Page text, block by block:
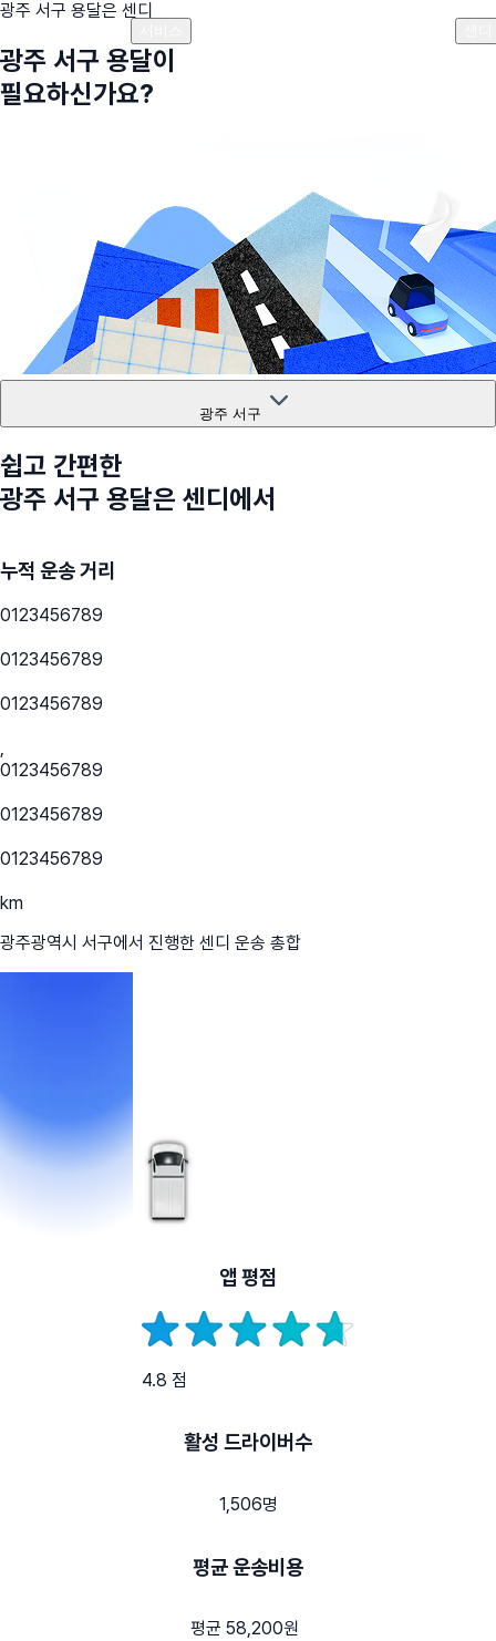
광주 서구 용달은 센디
광주 서구 용달이
필요하신가요?
광주 서구
쉽고 간편한
광주 서구 용달은 센디에서
누적 운송 거리
0123456789
0123456789
0123456789
,
0123456789
0123456789
0123456789
km
광주광역시 서구에서 진행한 센디 운송 총합
앱 평점
4.8 점
활성 드라이버수
1,506명
평균 운송비용
평균 58,200원